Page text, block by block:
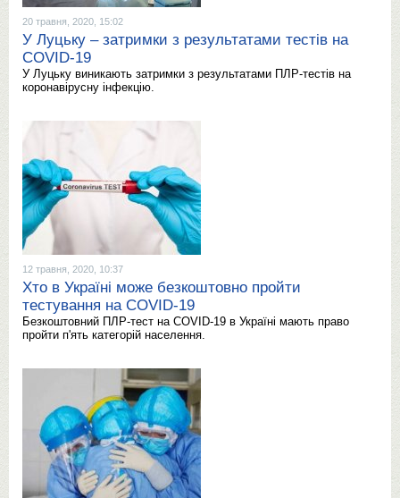
20 травня, 2020, 15:02
У Луцьку – затримки з результатами тестів на
COVID-19
У Луцьку виникають затримки з результатами ПЛР-тестів на
коронавірусну інфекцію.
12 травня, 2020, 10:37
Хто в Україні може безкоштовно пройти
тестування на COVID-19
Безкоштовний ПЛР-тест на COVID-19 в Україні мають право
пройти п'ять категорій населення.